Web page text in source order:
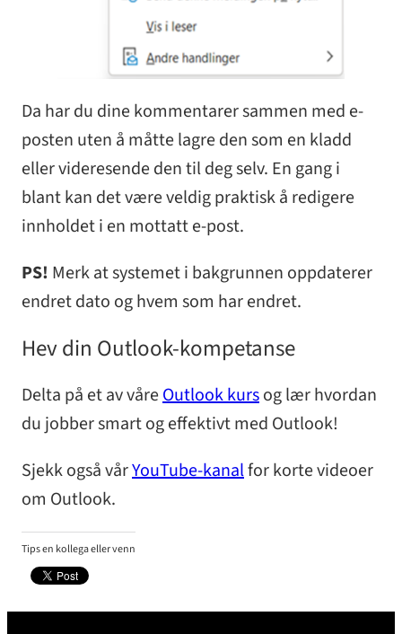
Da har du dine kommentarer sammen med e-
posten uten å måtte lagre den som en kladd
eller videresende den til deg selv. En gang i
blant kan det være veldig praktisk å redigere
innholdet i en mottatt e-post.
PS! Merk at systemet i bakgrunnen oppdaterer
endret dato og hvem som har endret.
Hev din Outlook-kompetanse
Delta på et av våreOutlook kursog lær hvordan
du jobber smart og effektivt med Outlook!
Sjekk også vårYouTube-kanalfor korte videoer
om Outlook.
Tips en kollega eller venn